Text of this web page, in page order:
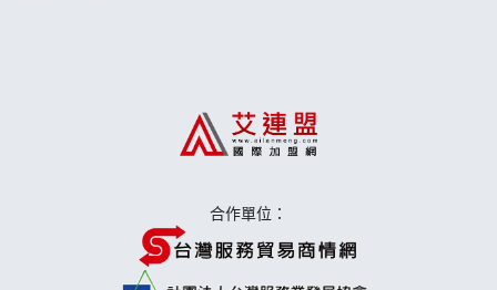
莫尼早餐Morni加盟說明會
合作單位：